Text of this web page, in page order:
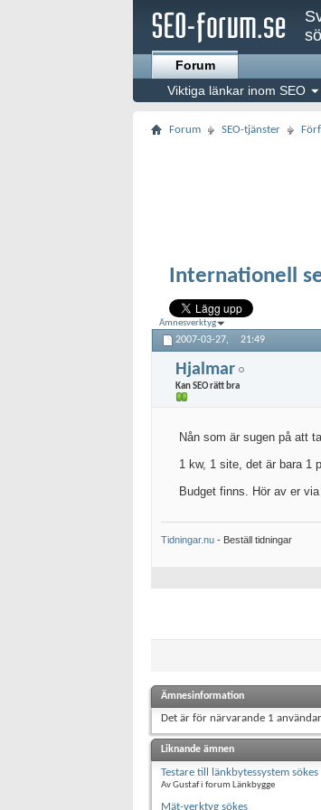
Forum
Viktiga länkar inom SEO
Forum SEO-tjänster
Internationell
Ämnesverktyg
2007-03-27, 21:49
Hjalmar
Kan SEO rätt bra
Nån som är sugen på att
1 kw, 1 site, det är bara 1
Budget finns. Hör av er
Tidningar.nu - Beställ tidningar
Ämnesinformation
Det är för närvarande 1
Liknande ämnen
Testare till länkbytessystem sökes
Av Gustaf i forum Länkbygge
Mät-verktyg sökes